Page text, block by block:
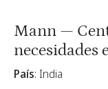
Mann —
necesidades
País: India